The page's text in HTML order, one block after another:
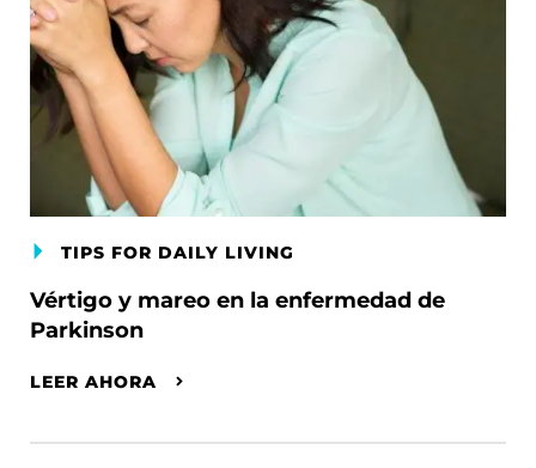
TIPS FOR DAILY LIVING
Vértigo y mareo en la enfermedad de
Parkinson
LEER AHORA